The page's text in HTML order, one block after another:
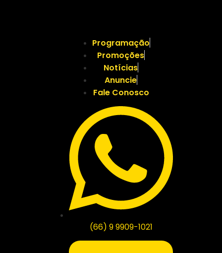
Programação
Promoções
Notícias
Anuncie
Fale Conosco
(66) 9 9909-1021